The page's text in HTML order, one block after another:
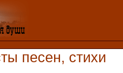
песен, стихи